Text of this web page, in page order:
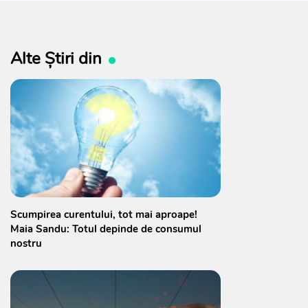
Alte Știri din
Scumpirea curentului, tot mai aproape!
Maia Sandu: Totul depinde de consumul
nostru